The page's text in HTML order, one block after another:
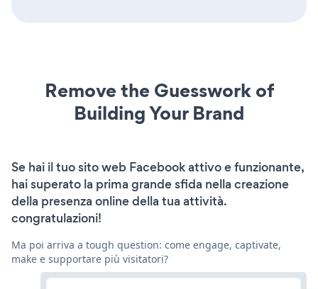
Remove the Guesswork of
Building Your Brand
Se hai il tuo sito web Facebook attivo e funzionante,
hai superato la prima grande sfida nella creazione
della presenza online della tua attività.
congratulazioni!
Ma poi arriva a tough question: come engage, captivate,
make e supportare più visitatori?